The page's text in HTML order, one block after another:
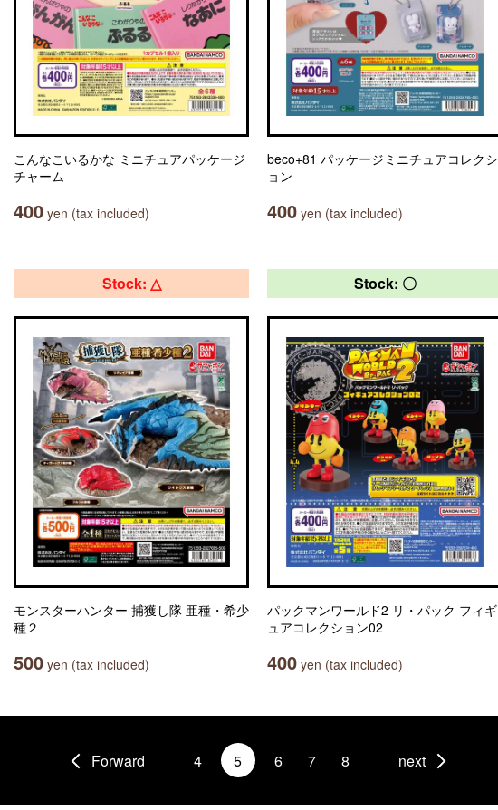
こんなこいるかな ミニチュアパッケージ
チャーム
400 yen (tax included)
beco+81 パッケージミニチュアコレクシ
ョン
400 yen (tax included)
Stock: △
モンスターハンター 捕獲し隊 亜種・希少
種２
500 yen (tax included)
Stock: 〇
パックマンワールド2 リ・パック フィギ
ュアコレクション02
400 yen (tax included)
Forward 4 5 6 7 8 next